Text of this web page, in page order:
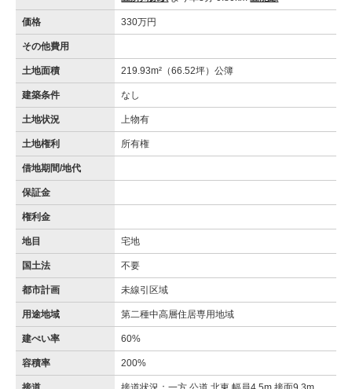
価格 330万円
その他費用
土地面積 219.93m²（66.52坪）公簿
建築条件 なし
土地状況 上物有
土地権利 所有権
借地期間/地代
保証金
権利金
地目 宅地
国土法 不要
都市計画 未線引区域
用途地域 第二種中高層住居専用地域
建ぺい率 60%
容積率 200%